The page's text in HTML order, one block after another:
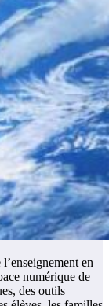
en
numérique de
des outils